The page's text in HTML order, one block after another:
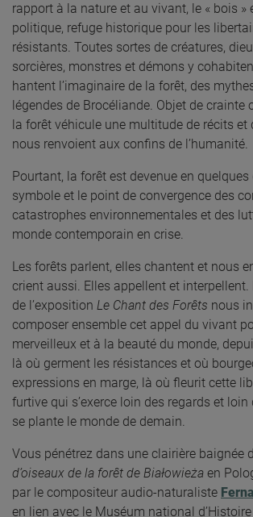
rapport à la nature et au vivant, le « bois »
politique, refuge historique pour les
résistants. Toutes sortes de créatures,
sorcières, monstres et démons y
hantent l’imaginaire de la forêt, des
légendes de Brocéliande. Objet de crainte
la forêt véhicule une multitude de récits et
nous renvoient aux confins de l’humanité.
Pourtant, la forêt est devenue en quelques
symbole et le point de convergence des
catastrophes environnementales et des
monde contemporain en crise.
Les forêts parlent, elles chantent et nous
crient aussi. Elles appellent et interpellent.
de l’exposition Le Chant des Forêts nous
composer ensemble cet appel du vivant
merveilleux et à la beauté du monde,
là où germent les résistances et où
expressions en marge, là où fleurit cette
furtive qui s’exerce loin des regards et loin
se plante le monde de demain.
Vous pénétrez dans une clairière baignée
d’oiseaux de la forêt de Białowieża en
par le compositeur audio-naturaliste
en lien avec le Muséum national